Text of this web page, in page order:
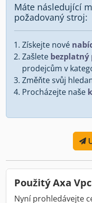
Máte následující
požadovaný stroj:
Získejte nové
Zašlete bezplatný
prodejcům v
Změňte svůj
Procházejte naše
Použitý Axa
Nyní prohledávejte